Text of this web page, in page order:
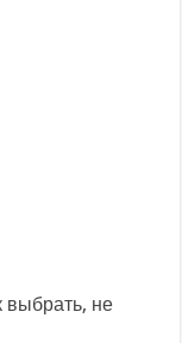
выбрать, не